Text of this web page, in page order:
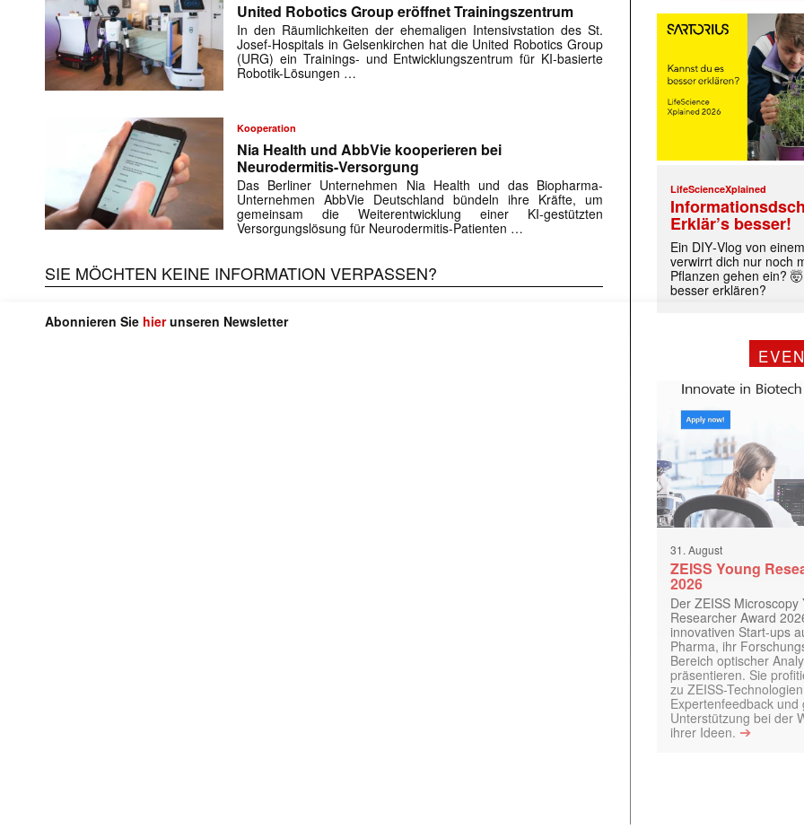
Mit dem |transkript-Newsletter jede Woche aktuell
E-
United Robotics Group eröffnet Trainingszentrum
In den Räumlichkeiten der ehemaligen Intensivstation des St.
Josef-Hospitals in Gelsenkirchen hat die United Robotics Group
(URG) ein Trainings- und Entwicklungszentrum für KI-basierte
Robotik-Lösungen …
Kooperation
Nia Health und AbbVie kooperieren bei
Neurodermitis-Versorgung
Das Berliner Unternehmen Nia Health und das Biopharma-
Unternehmen AbbVie Deutschland bündeln ihre Kräfte, um
gemeinsam die Weiterentwicklung einer KI-gestützten
Versorgungslösung für Neurodermitis-Patienten …
SIE MÖCHTEN KEINE INFORMATION VERPASSEN?
Abonnieren Sie hierunseren Newsletter
LifeScienceXplained
Erklär’s besser!
Ein DIY‑Vlog von
verwirrt dich nur noch
Pflanzen gehen ein?
besser erklären?
31. August
ZEISS Young
2026
Der ZEISS Microscopy
Researcher Award
innovativen Start-ups
Pharma, ihr
Bereich optischer
präsentieren. Sie
zu ZEISS-
Expertenfeedback und
Unterstützung bei der
ihrer Ideen. ➔